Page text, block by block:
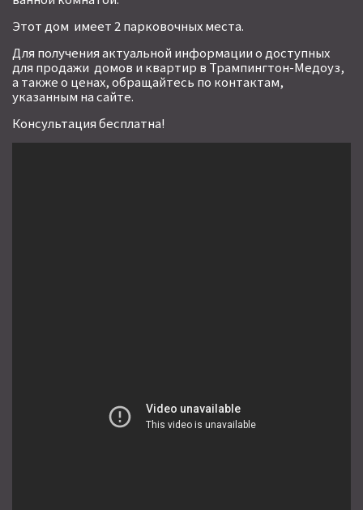
Этот дом имеет 2 парковочных места.
Для получения актуальной информации о доступных
для продажи домов и квартир в Трампингтон-Медоуз,
а также о ценах, обращайтесь по контактам,
указанным на сайте.
Консультация бесплатна!